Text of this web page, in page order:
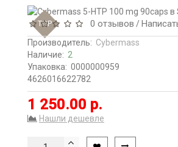
TOP 0 отзывов /
Производитель: Cybermass
Наличие: 2
Упаковка: 0000000959
4626016622782
1 250.00 р.
Нашли дешевле